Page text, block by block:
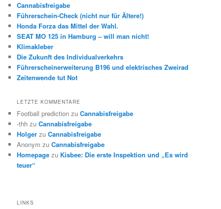
Cannabisfreigabe
Führerschein-Check (nicht nur für Ältere!)
Honda Forza das Mittel der Wahl.
SEAT MO 125 in Hamburg – will man nicht!
Klimakleber
Die Zukunft des Individualverkehrs
Führerscheinerweiterung B196 und elektrisches Zweirad
Zeitenwende tut Not
LETZTE KOMMENTARE
Football prediction zuCannabisfreigabe
-thh zuCannabisfreigabe
Holger zuCannabisfreigabe
Anonym zuCannabisfreigabe
Homepage zu Kisbee: Die erste Inspektion und „Es wird
teuer“
LINKS